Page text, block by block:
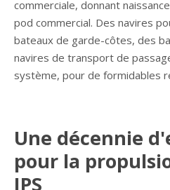
commerciale, donnant
pod commercial. Des navires
bateaux de garde-côtes, des
navires de transport de
système, pour de formidables
Une décennie
pour la
IPS